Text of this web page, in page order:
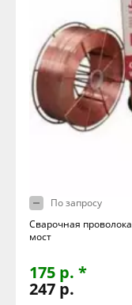
По запросу
Сварочная
мост
175 р. *
247 р.